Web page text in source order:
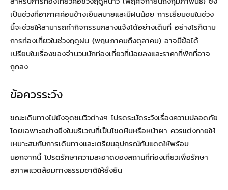
เป็นช่วงที่อากาศค่อนข้างเย็นสบายและมีฝนน้อย การเยี่ยมชมในช่วง
นี้จะช่วยให้สามารถทำกิจกรรมกลางแจ้งได้อย่างเต็มที่ อย่างไรก็ตาม
การท่องเที่ยวในช่วงฤดูฝน (พฤษภาคมถึงตุลาคม) อาจมีข้อได้
เปรียบในเรื่องของจำนวนนักท่องเที่ยวที่น้อยลงและราคาที่พักที่อาจ
ถูกลง
ข้อควรระวัง
ขณะเดินทางไปยังจุดชมวิวต่างๆ โปรดระมัดระวังเรื่องความปลอดภัย
โดยเฉพาะอย่างยิ่งในบริเวณที่เป็นโขดหินหรือหน้าผา ควรแต่งกายให้
เหมาะสมกับการเดินทางและเตรียมอุปกรณ์กันแดดให้พร้อม
นอกจากนี้ โปรดรักษาความสะอาดของสถานที่ท่องเที่ยวเพื่อรักษา
สภาพแวดล้อมทางธรรมชาติให้ยั่งยืน